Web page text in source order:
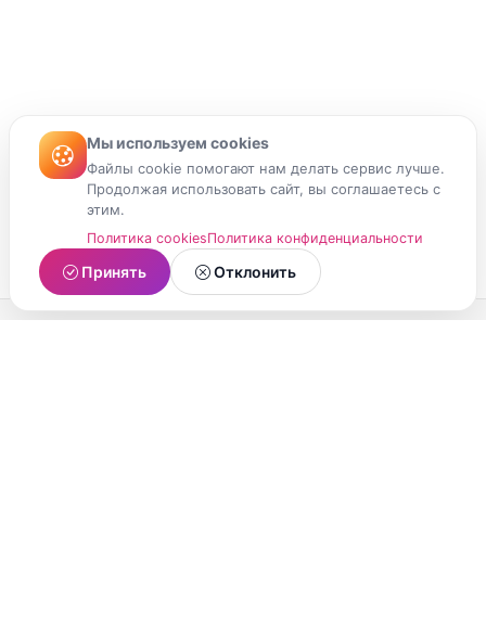
Мы используем cookies
Файлы cookie помогают нам делать сервис лучше.
Продолжая использовать сайт, вы соглашаетесь с
этим.
Политика cookiesПолитика конфиденциальности
Принять Отклонить